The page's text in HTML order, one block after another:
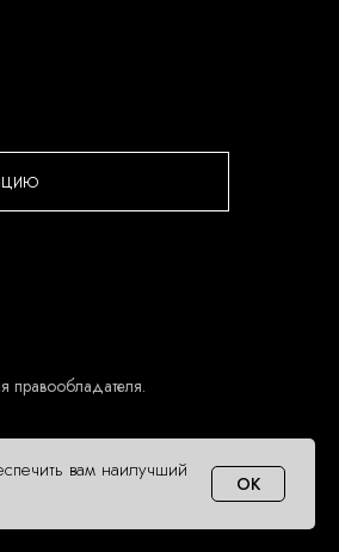
правообладателя.
вам наилучший
OK